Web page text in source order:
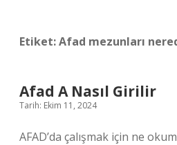
Etiket:Afad mezunları
Afad A Nasıl Girilir
Tarih: Ekim 11, 2024
AFAD’da çalışmak için ne